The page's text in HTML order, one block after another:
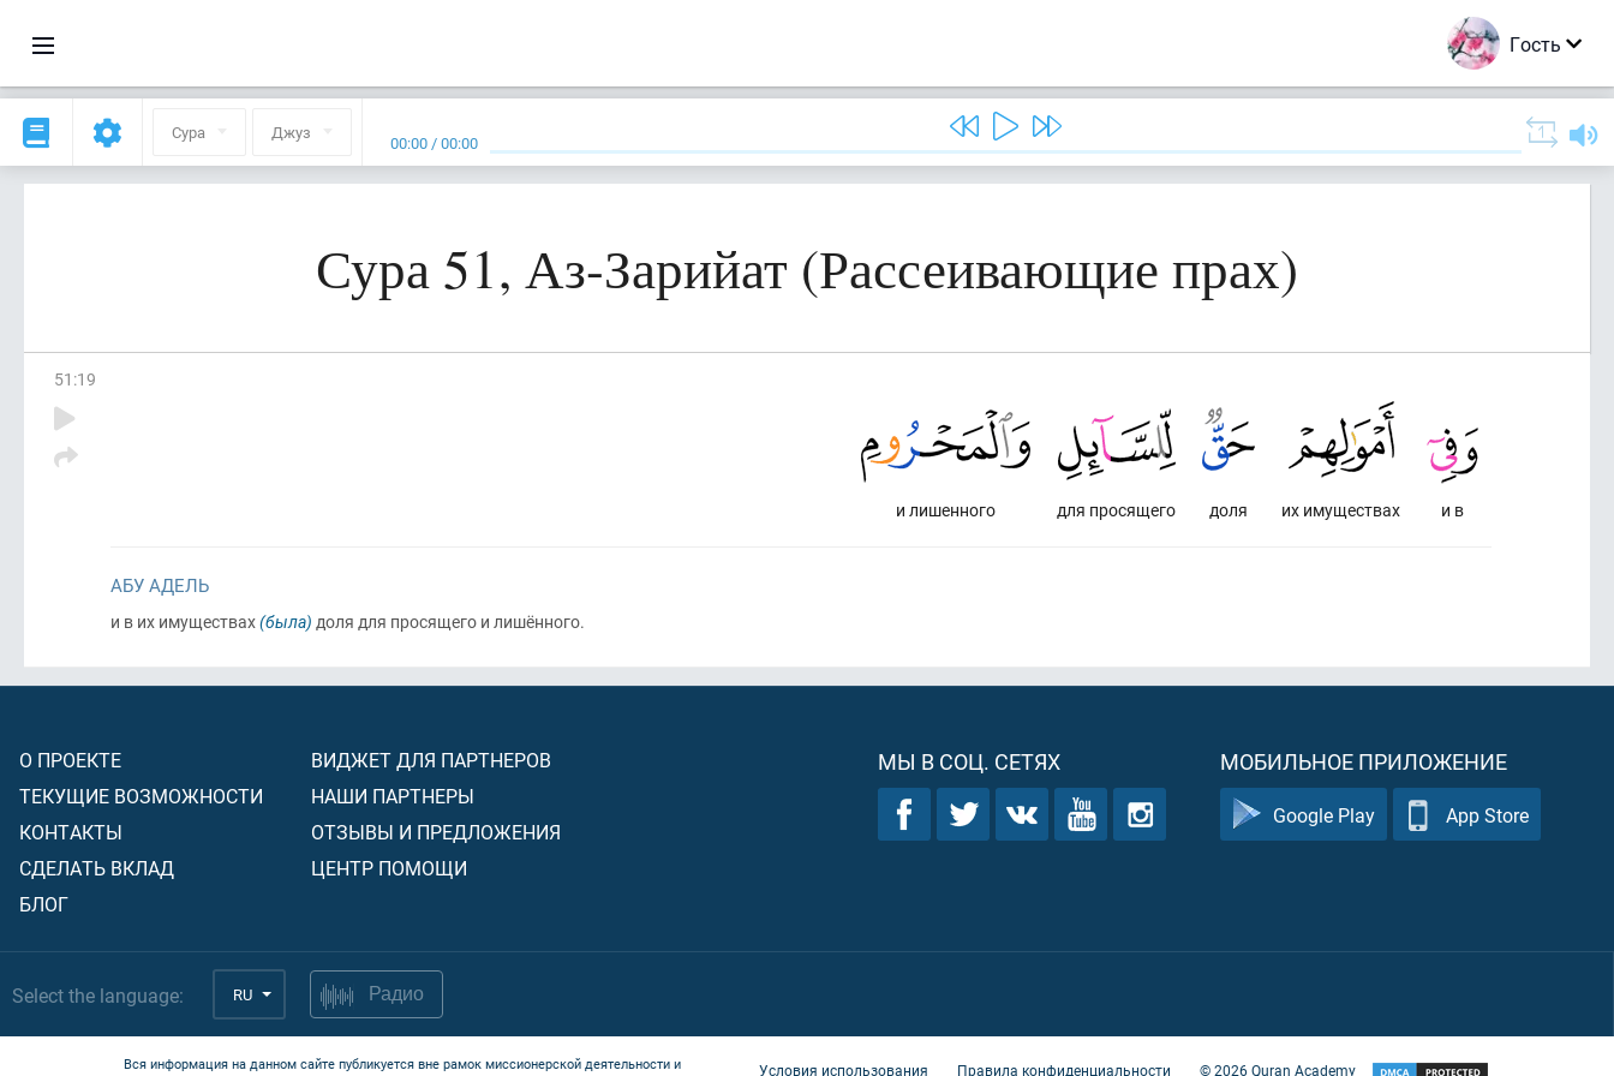
Гость
Сура Джуз 00:00 /00:00
Сура 51, Аз-Зарийат (Рассеивающие прах)
51 :19
и в
их имуществах
доля
для просящего
и лишенного
АБУ АДЕЛЬ
и в их имуществах(была) доля для просящего и лишённого.
О ПРОЕКТЕ
ТЕКУЩИЕ ВОЗМОЖНОСТИ
КОНТАКТЫ
СДЕЛАТЬ ВКЛАД
БЛОГ
ВИДЖЕТ ДЛЯ ПАРТНЕРОВ
НАШИ ПАРТНЕРЫ
ОТЗЫВЫ И ПРЕДЛОЖЕНИЯ
ЦЕНТР ПОМОЩИ
МЫ В СОЦ. СЕТЯХ МОБИЛЬНОЕ ПРИЛОЖЕНИЕ
Google Play App Store
Select the language: RU Радио
Вся информация на данном сайте публикуется вне рамок миссионерской деятельности и
Условия использования Правила конфиденциальности ©2026Quran Academy